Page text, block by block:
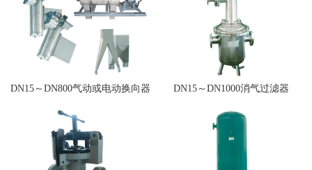
DN15～DN800气动或电动换向器 DN15～DN1000消气过滤器